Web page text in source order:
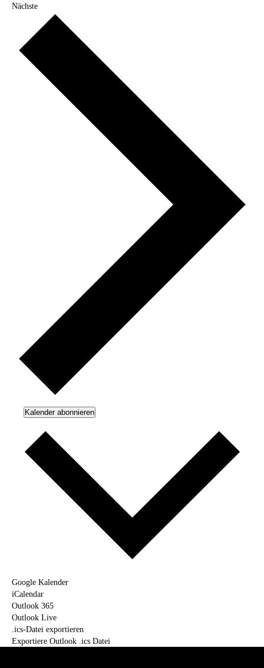
NächsteVeranstaltungen
Kalender abonnieren
Google Kalender
iCalendar
Outlook 365
Outlook Live
.ics-Datei exportieren
Exportiere Outlook .ics Datei